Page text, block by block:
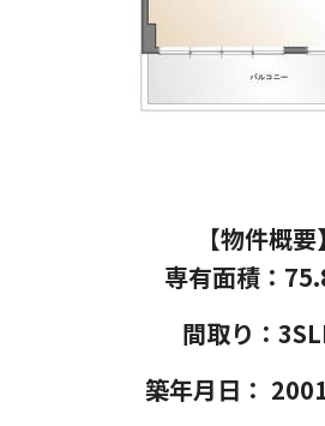
【物件概要】
専有面積：
間取り：
築年月日：